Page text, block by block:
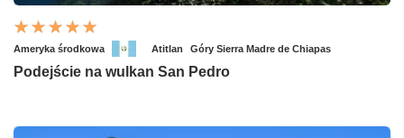
Ameryka środkowa Atitlan Góry Sierra Madre de Chiapas
Podejście na wulkan San Pedro